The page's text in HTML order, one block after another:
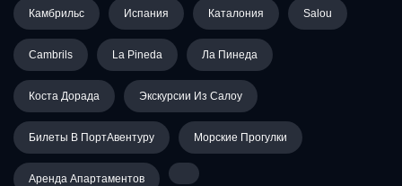
Камбрильс Испания Каталония Salou
Cambrils La Pineda Ла Пинеда
Коста Дорада Экскурсии Из Салоу
Билеты В ПортАвентуру Морские Прогулки
Аренда Апартаментов